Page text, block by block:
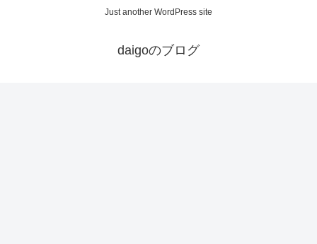
Just another WordPress site
daigoのブログ